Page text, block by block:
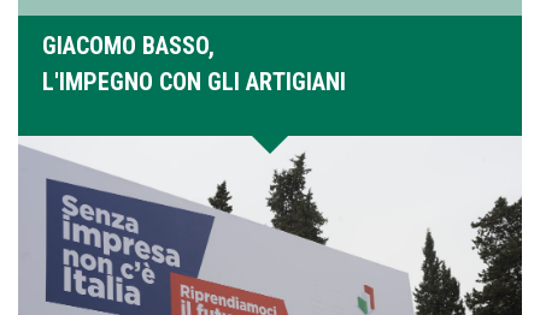
GIACOMO BASSO,
L'IMPEGNO CON GLI ARTIGIANI